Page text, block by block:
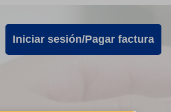
Iniciar sesión/Pagar factura